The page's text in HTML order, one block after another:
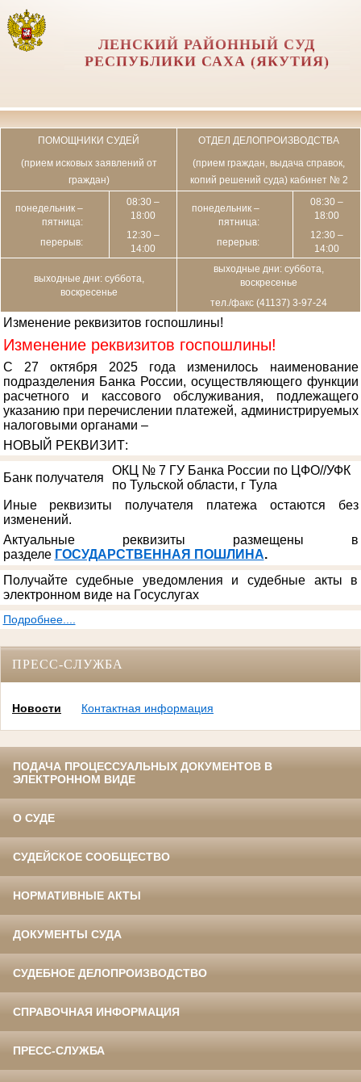
ЛЕНСКИЙ РАЙОННЫЙ СУД
РЕСПУБЛИКИ САХА (ЯКУТИЯ)
ПОМОЩНИКИ СУДЕЙ
(прием исковых заявлений от
граждан)
ОТДЕЛ ДЕЛОПРОИЗВОДСТВА
(прием граждан, выдача справок,
копий решений суда) кабинет № 2
понедельник –
пятница:
перерыв:
08:30 –
18:00
12:30 –
14:00
понедельник –
пятница:
перерыв:
08:30 –
18:00
12:30 –
14:00
выходные дни: суббота,
воскресенье
выходные дни: суббота,
воскресенье
тел./факс (41137) 3-97-24
Изменение реквизитов госпошлины!
Изменение реквизитов госпошлины!
С 27 октября 2025 года изменилось наименование
подразделения Банка России, осуществляющего функции
расчетного и кассового обслуживания, подлежащего
указанию при перечислении платежей, администрируемых
налоговыми органами –
НОВЫЙ РЕКВИЗИТ:
Банк получателя
ОКЦ № 7 ГУ Банка России по ЦФО//УФК
по Тульской области, г Тула
Иные реквизиты получателя платежа остаются без
изменений.
Актуальные реквизиты размещены в
разделе ГОСУДАРСТВЕННАЯ ПОШЛИНА.
Получайте судебные уведомления и судебные акты в
электронном виде на Госуслугах
Подробнее....
ПРЕСС-СЛУЖБА
Новости Контактная информация
ПОДАЧА ПРОЦЕССУАЛЬНЫХ ДОКУМЕНТОВ В
ЭЛЕКТРОННОМ ВИДЕ
О СУДЕ
СУДЕЙСКОЕ СООБЩЕСТВО
НОРМАТИВНЫЕ АКТЫ
ДОКУМЕНТЫ СУДА
СУДЕБНОЕ ДЕЛОПРОИЗВОДСТВО
СПРАВОЧНАЯ ИНФОРМАЦИЯ
ПРЕСС-СЛУЖБА